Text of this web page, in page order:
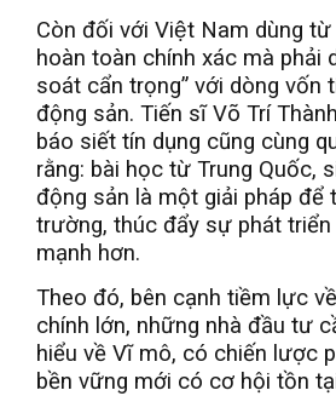
Còn đối với Việt Nam dùng từ
hoàn toàn chính xác mà phải
soát cẩn trọng” với dòng vốn
động sản. Tiến sĩ Võ Trí
báo siết tín dụng cũng cùng
rằng: bài học từ Trung Quốc,
động sản là một giải pháp để
trường, thúc đẩy sự phát triển
mạnh hơn.
Theo đó, bên cạnh tiềm lực
chính lớn, những nhà đầu tư
hiểu về Vĩ mô, có chiến lược
bền vững mới có cơ hội tồn